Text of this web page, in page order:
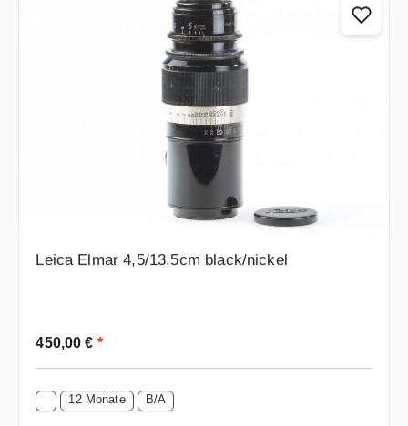
Leica Elmar 4,5/13,5cm black/nickel
Regulärer Preis:
450,00 € *
12 Monate B/A